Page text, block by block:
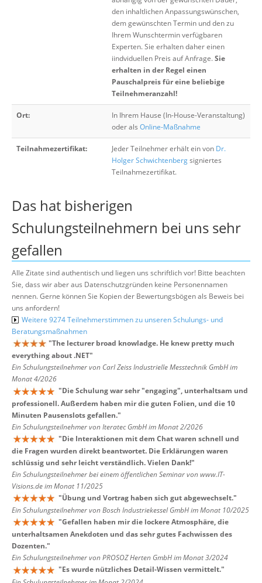
den inhaltlichen Anpassungswünschen,
dem gewünschten Termin und den zu
Ihrem Wunschtermin verfügbaren
Experten. Sie erhalten daher einen
iindviduellen Preis auf Anfrage.Sie
erhalten in der Regel einen
Pauschalpreis für eine beliebige
Teilnehmeranzahl!
Ort:
In Ihrem Hause (In-House-Veranstaltung)
oder als Online-Maßnahme
Teilnahmezertifikat: Jeder Teilnehmer erhält ein von Dr.
Holger Schwichtenbergsigniertes
Teilnahmezertifikat.
Das hat bisherigen
Schulungsteilnehmern bei uns sehr
gefallen
Alle Zitate sind authentisch und liegen uns schriftlich vor! Bitte beachten
Sie, dass wir aber aus Datenschutzgründen keine Personennamen
nennen. Gerne können Sie Kopien der Bewertungsbögen als Beweis bei
uns anfordern!
Weitere 9274 Teilnehmerstimmen zu unseren Schulungs- und
Beratungsmaßnahmen
"The lecturer broad knowladge. He knew pretty much
everything about .NET"
Ein Schulungsteilnehmer von Carl Zeiss Industrielle Messtechnik GmbH im
Monat 4/2026
"Die Schulung war sehr "engaging", unterhaltsam und
professionell. Außerdem haben mir die guten Folien, und die 10
Minuten Pausenslots gefallen."
Ein Schulungsteilnehmer von Iteratec GmbH im Monat 2/2026
"Die Interaktionen mit dem Chat waren schnell und
die Fragen wurden direkt beantwortet. Die Erklärungen waren
schlüssig und sehr leicht verständlich. Vielen Dank!"
Ein Schulungsteilnehmer bei einem öffentlichen Seminar von www.IT-
Visions.de im Monat 11/2025
"Übung und Vortrag haben sich gut abgewechselt."
Ein Schulungsteilnehmer von Bosch Industriekessel GmbH im Monat 10/2025
"Gefallen haben mir die lockere Atmosphäre, die
unterhaltsamen Anekdoten und das sehr gutes Fachwissen des
Dozenten."
Ein Schulungsteilnehmer von PROSOZ Herten GmbH im Monat 3/2024
"Es wurde nützliches Detail-Wissen vermittelt."